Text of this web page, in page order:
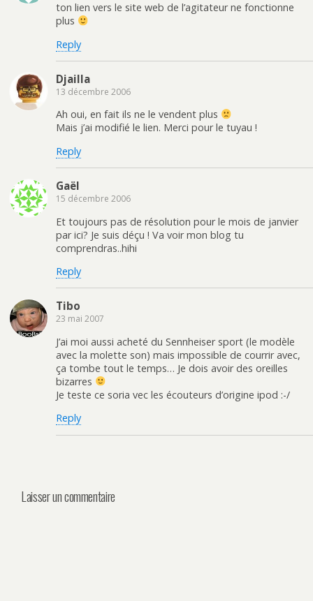
ton lien vers le site web de l’agitateur ne fonctionne
plus
Reply
Djailla
13 décembre 2006
Ah oui, en fait ils ne le vendent plus
Mais j’ai modifié le lien. Merci pour le tuyau !
Reply
Gaël
15 décembre 2006
Et toujours pas de résolution pour le mois de janvier
par ici? Je suis déçu ! Va voir mon blog tu
comprendras..hihi
Reply
Tibo
23 mai 2007
J’ai moi aussi acheté du Sennheiser sport (le modèle
avec la molette son) mais impossible de courrir avec,
ça tombe tout le temps… Je dois avoir des oreilles
bizarres
Je teste ce soria vec les écouteurs d’origine ipod :-/
Reply
Laisser un commentaire